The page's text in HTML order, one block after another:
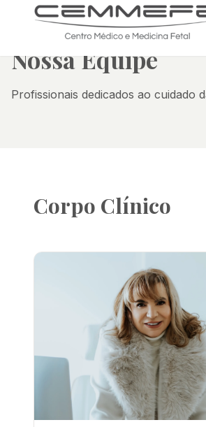
Nossa Equipe
Profissionais dedicados ao cuidado
Corpo Clínico